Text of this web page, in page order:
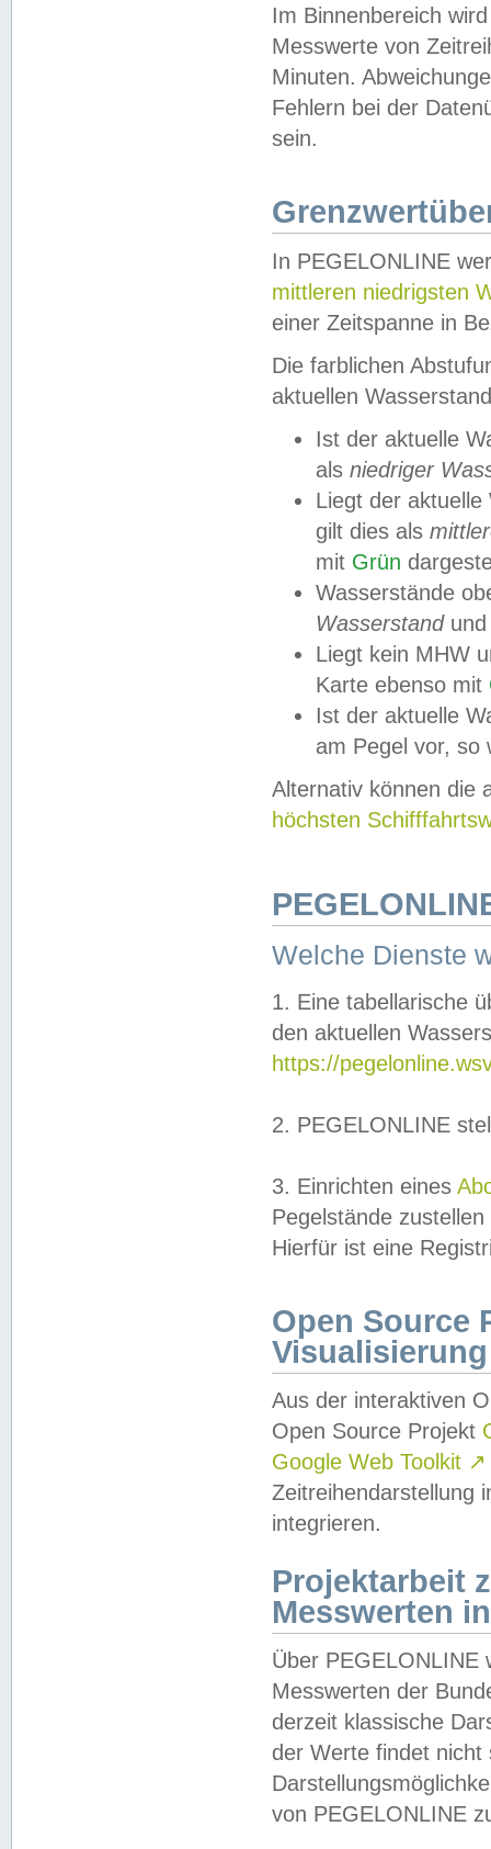
Im Binnenbereich
Messwerte von
Minuten.
Fehlern bei der
sein.
In PEGELONLINE
mittleren niedrigsten
einer Zeitspanne in
Die farblichen
aktuellen
Ist der aktuelle
als niedriger
Liegt der
gilt dies als
mit Grün
Wasserstände
Wasserstandund
Liegt kein MHW
Karte ebenso mit
Ist der aktuelle
am Pegel vor,
Alternativ können die
höchsten
Welche Dienste
1. Eine tabellarische
den aktuellen
https://
2. PEGELONLINE
3. Einrichten eines
Pegelstände
Hierfür ist eine
Open Source
Visualisierung
Aus der interaktiven
Open Source Projekt
Google Web Toolkit ↗
Zeitreihendarstellung
integrieren.
Projektarbeit
Messwerten
Über PEGELONLINE
Messwerten der
derzeit klassische
der Werte findet
von PEGELONLINE